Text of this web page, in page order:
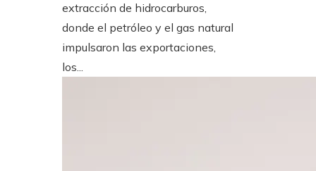
extracción de hidrocarburos,
donde el petróleo y el gas natural
impulsaron las exportaciones,
los...